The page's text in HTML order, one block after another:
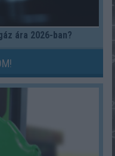
ára 2026-ban?